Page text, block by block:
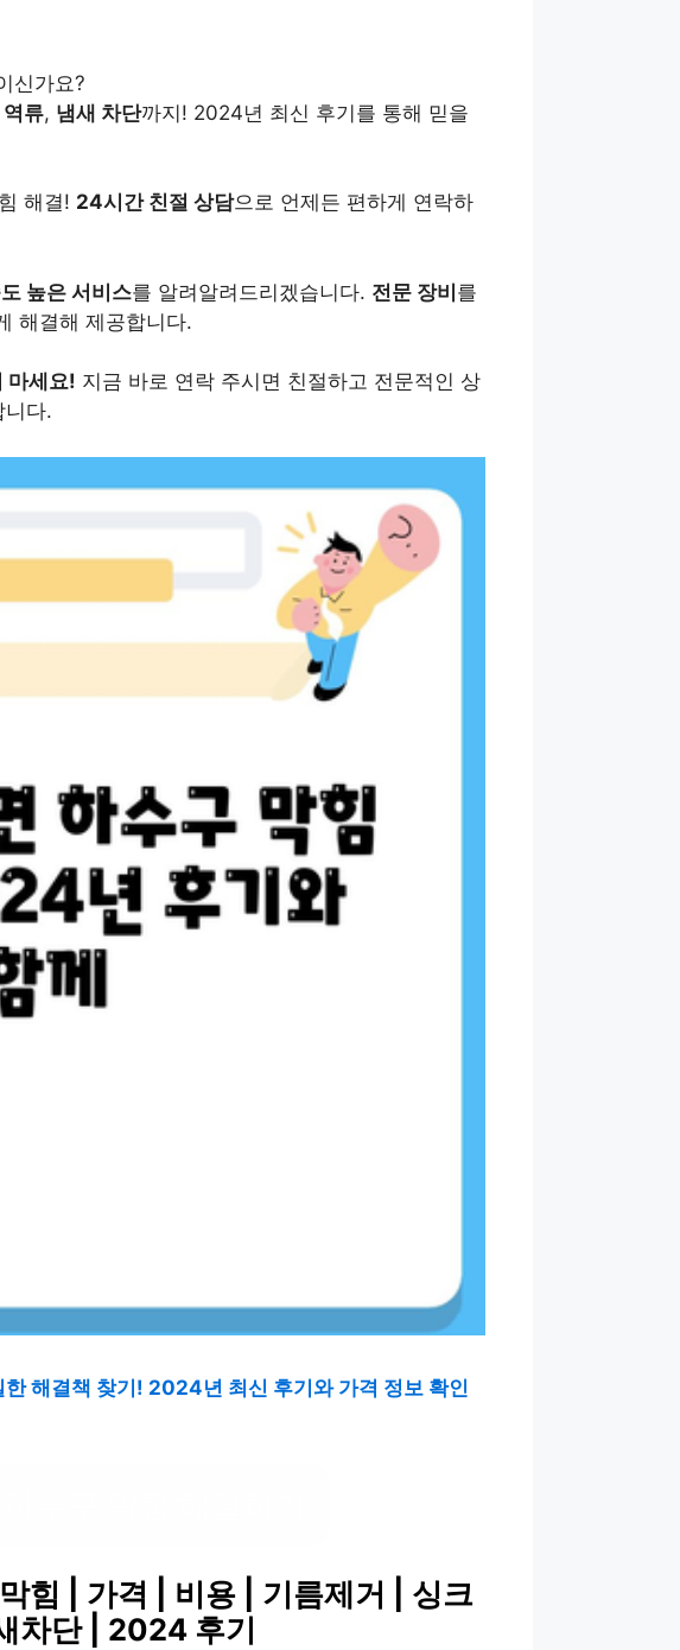
신가요?
역류, 냄새 차단까지! 2024년 최신 후기를 통해 믿을
해결! 24시간 친절 상담으로 언제든 편하게 연락하
높은 서비스를 알려알려드리겠습니다. 전문 장비를
해결해 제공합니다.
마세요! 지금 바로 연락 주시면 친절하고 전문적인 상
니다.
해결책 찾기! 2024년 최신 후기와 가격 정보 확인
힘 | 가격 | 비용 | 기름제거 | 싱크
차단 | 2024 후기